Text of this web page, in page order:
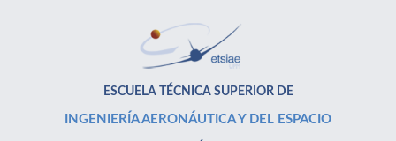
ESCUELA TÉCNICA SUPERIOR DE
INGENIERÍA AERONÁUTICA Y DEL ESPACIO